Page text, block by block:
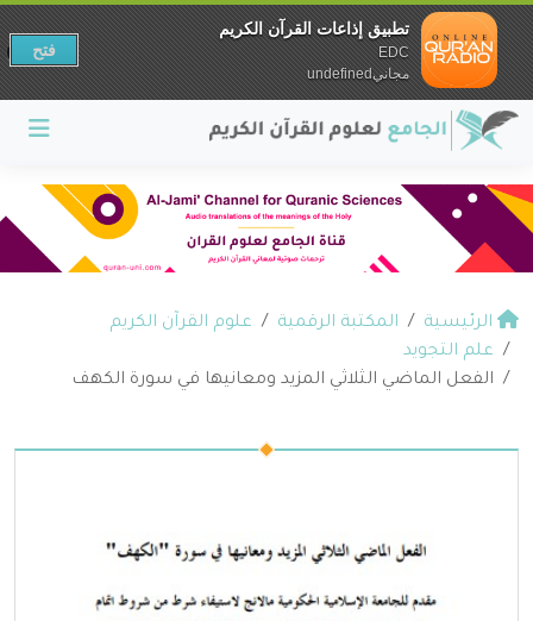
الرئيسية المكتبة الرقمية
علوم القرآن الكريم
علم التجويد
الفعل الماضي الثلاثي المزيد ومعانيها في سورة الكهف
تطبيق إذاعات القرآن الكريم
EDC
مجانيundefined
فتح